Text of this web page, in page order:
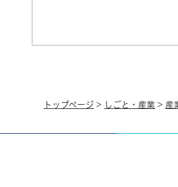
トップページ > しごと・産業 > 産